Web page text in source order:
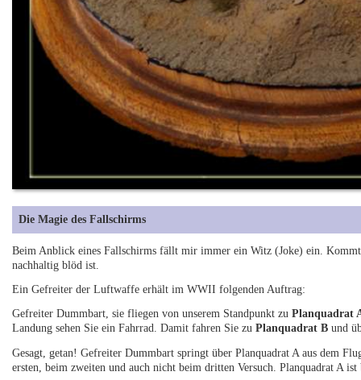
Die Magie des Fallschirms
Beim Anblick eines Fallschirms fällt mir immer ein Witz (Joke) ein.
nachhaltig blöd ist.
Ein Gefreiter der Luftwaffe erhält im WWII folgenden Auftrag:
Gefreiter Dummbart, sie fliegen von unserem Standpunkt zuPlanquadrat
Landung sehen Sie ein Fahrrad. Damit fahren Sie zuPlanquadrat B und
Gesagt, getan! Gefreiter Dummbart springt über Planquadrat A aus dem
ersten, beim zweiten und auch nicht beim dritten Versuch. Planquadrat A